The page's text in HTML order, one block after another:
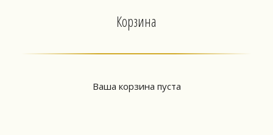
Корзина
Ваша корзина пуста